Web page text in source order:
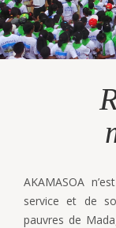
AKAMASOA
service et de
pauvres de